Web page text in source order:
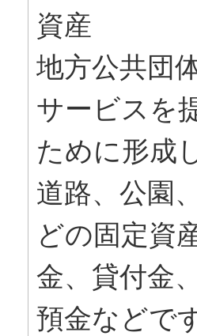
資産
地方公共団
サービスを
ために形成
道路、公園
どの固定資
金、貸付金
預金などで